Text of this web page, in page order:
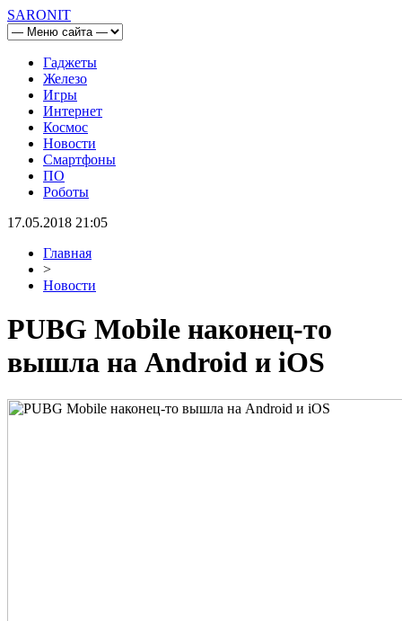
SARONIT
Гаджеты
Железо
Игры
Интернет
Космос
Новости
Смартфоны
ПО
Роботы
17.05.2018 21:05
Главная
>
Новости
PUBG Mobile наконец-то
вышла на Android и iOS